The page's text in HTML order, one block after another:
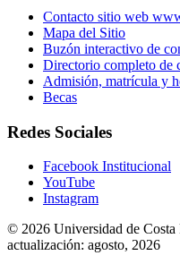
Contacto sitio web
Mapa del Sitio
Buzón interactivo de
Directorio completo de
Admisión, matrícula y
Becas
Redes Sociales
Facebook Institucional
YouTube
Instagram
© 2026 Universidad de Costa
actualización: agosto, 2026